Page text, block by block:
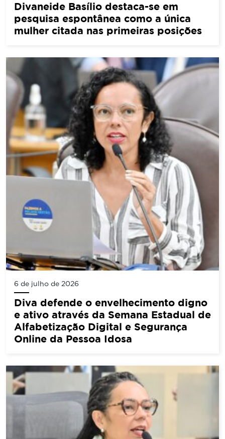
Divaneide Basílio destaca-se em
pesquisa espontânea como a única
mulher citada nas primeiras posições
6 de julho de 2026
Diva defende o envelhecimento digno
e ativo através da Semana Estadual de
Alfabetização Digital e Segurança
Online da Pessoa Idosa